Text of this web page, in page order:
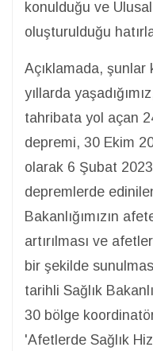
konulduğu ve
oluşturulduğu
Açıklamada, şunlar
yıllarda
tahribata yol açan
depremi, 30 Ekim
olarak 6 Şubat
depremlerde
Bakanlığımızın
artırılması ve
bir şekilde
tarihli Sağlık
30 bölge
'Afetlerde Sağlık